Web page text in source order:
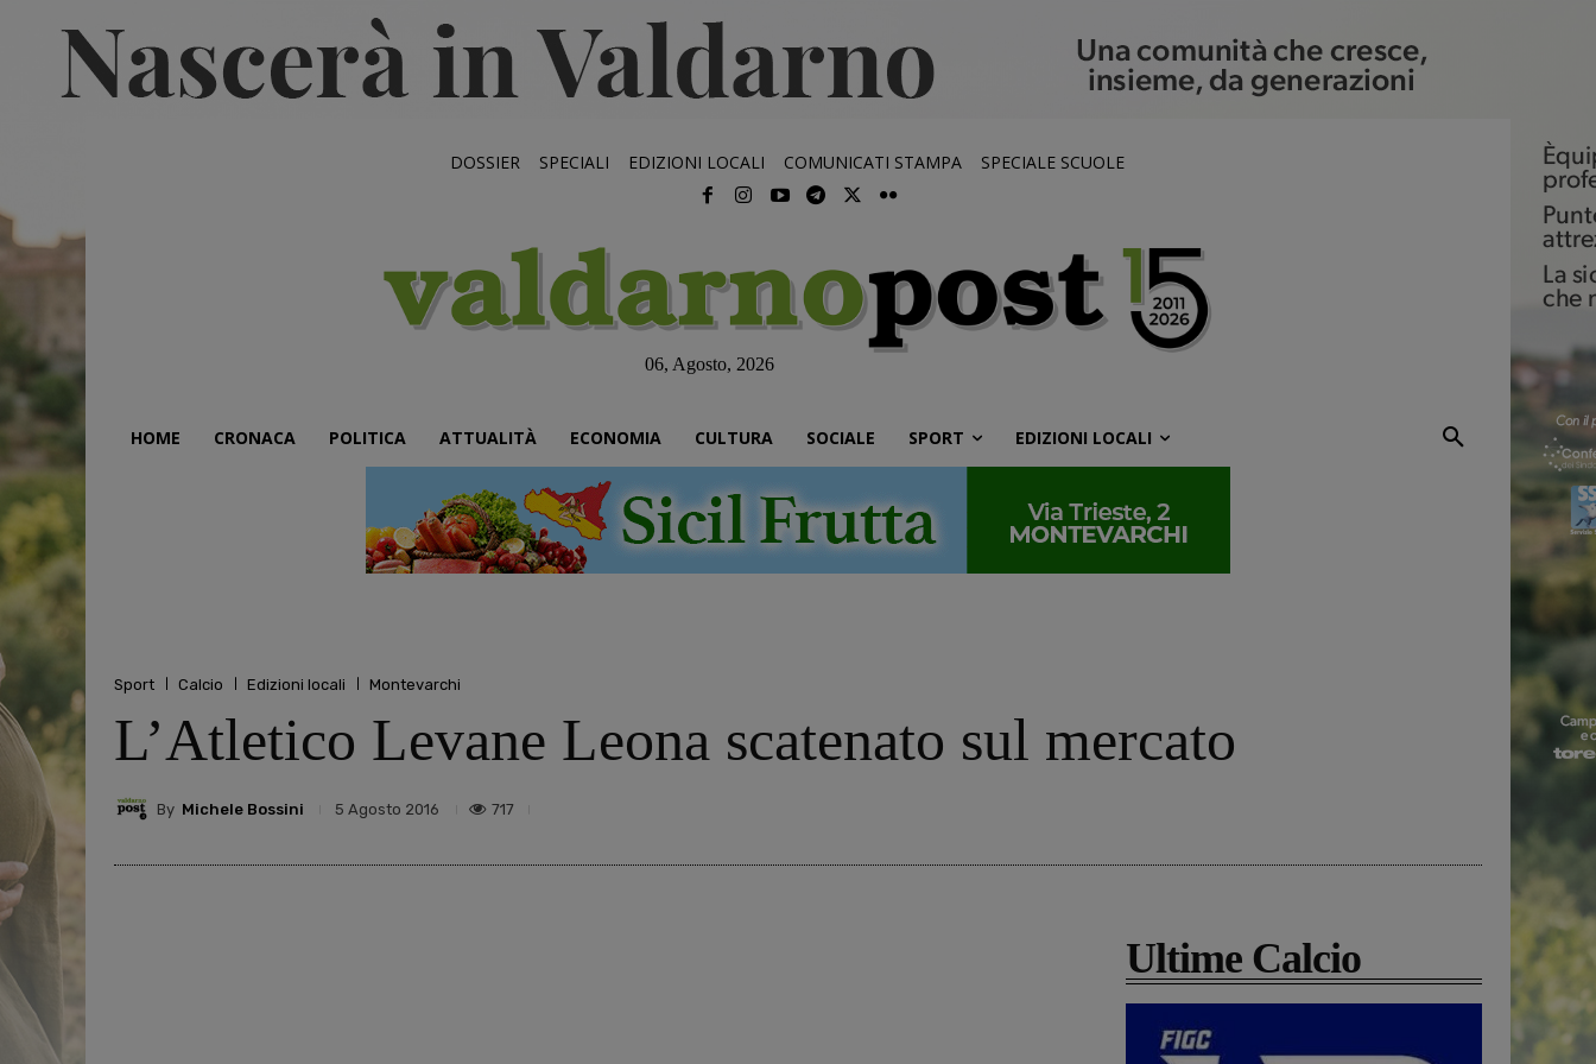
DOSSIER SPECIALI EDIZIONI LOCALI COMUNICATI STAMPA SPECIALE SCUOLE
06, Agosto, 2026
HOME CRONACA POLITICA ATTUALITÀ ECONOMIA CULTURA SOCIALE SPORT EDIZIONI LOCALI
Sport Calcio Edizioni locali Montevarchi
L’Atletico Levane Leona scatenato sul mercato
By Michele Bossini 5 Agosto 2016 717
Ultime Calcio